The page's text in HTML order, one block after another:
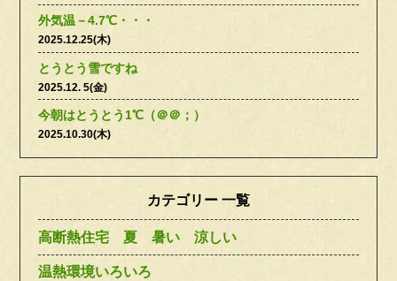
外気温－4.7℃・・・
2025.12.25(木)
とうとう雪ですね
2025.12. 5(金)
今朝はとうとう1℃（＠＠；）
2025.10.30(木)
カテゴリー 一覧
高断熱住宅 夏 暑い 涼しい
温熱環境いろいろ